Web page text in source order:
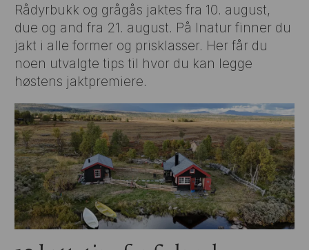
Rådyrbukk og grågås jaktes fra 10. august,
due og and fra 21. august. På Inatur finner du
jakt i alle former og prisklasser. Her får du
noen utvalgte tips til hvor du kan legge
høstens jaktpremiere.